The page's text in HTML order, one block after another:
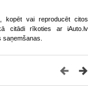
kopēt vai reproducēt citos
citādi rīkoties ar iAuto.lv
saņemšanas.